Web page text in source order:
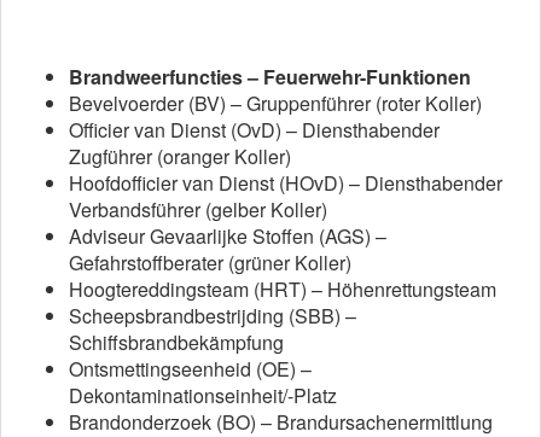
Brandweerfuncties – Feuerwehr-Funktionen
Bevelvoerder (BV) – Gruppenführer (roter Koller)
Officier van Dienst (OvD) – Diensthabender
Zugführer (oranger Koller)
Hoofdofficier van Dienst (HOvD) – Diensthabender
Verbandsführer (gelber Koller)
Adviseur Gevaarlijke Stoffen (AGS) –
Gefahrstoffberater (grüner Koller)
Hoogtereddingsteam (HRT) – Höhenrettungsteam
Scheepsbrandbestrijding (SBB) –
Schiffsbrandbekämpfung
Ontsmettingseenheid (OE) –
Dekontaminationseinheit/-Platz
Brandonderzoek (BO) – Brandursachenermittlung